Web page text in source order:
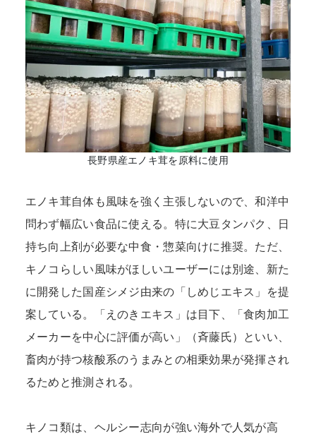
長野県産エノキ茸を原料に使用
エノキ茸自体も風味を強く主張しないので、和洋中
問わず幅広い食品に使える。特に大豆タンパク、日
持ち向上剤が必要な中食・惣菜向けに推奨。ただ、
キノコらしい風味がほしいユーザーには別途、新た
に開発した国産シメジ由来の「しめじエキス」を提
案している。「えのきエキス」は目下、「食肉加工
メーカーを中心に評価が高い」（斉藤氏）といい、
畜肉が持つ核酸系のうまみとの相乗効果が発揮され
るためと推測される。
キノコ類は、ヘルシー志向が強い海外で人気が高